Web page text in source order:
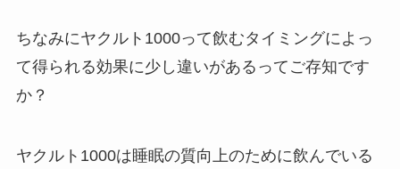
ちなみにヤクルト1000って飲むタイミングによっ
て得られる効果に少し違いがあるってご存知です
か？
ヤクルト1000は睡眠の質向上のために飲んでいる